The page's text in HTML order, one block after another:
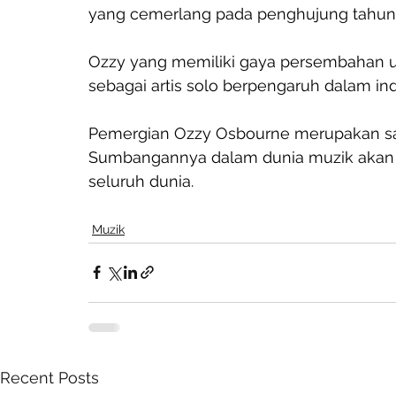
yang cemerlang pada penghujung
Ozzy yang memiliki gaya
sebagai artis solo berpengaruh dalam
Pemergian Ozzy Osbourne merupakan
Sumbangannya dalam dunia muzik
seluruh dunia.
Muzik
Recent Posts